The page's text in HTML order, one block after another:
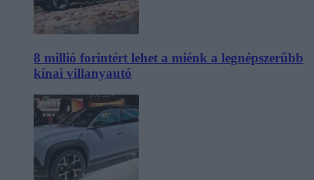
8 millió forintért lehet a miénk a legnépszerűbb
kínai villanyautó